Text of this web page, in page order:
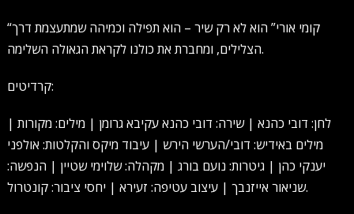
“קומי אורי” הוא לא רק שיר – הוא תפילה וכמיהה שמתעצמת דרך
הצלילים, ומחברת את כולנו לקראת הגאולה השלימה.
קרדיטים:
לחן: דובי כהנא | שירה: דובי כהנא עקיבא גרומן | מילים: מקורות |
מילים באידיש: דובי/הערשי הירש | עיבוד מיקס והקלטות: אולפני
יענקי כהן | גיטרות: נועם בורג | מקהלה: שלוימי שטיין | הנפשה:
שניאור אייזנבך | עיצוב עטיפה: זעירא | יחסי ציבור: קונטרול.